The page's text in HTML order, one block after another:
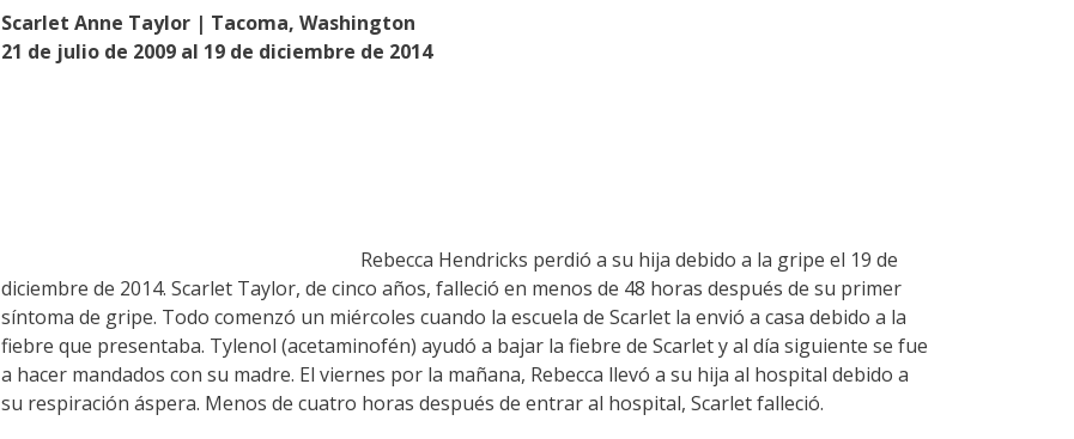
Scarlet Anne Taylor | Tacoma, Washington
21 de julio de 2009 al 19 de diciembre de 2014
Rebecca Hendricks perdió a su hija debido a la gripe el 19 de
diciembre de 2014. Scarlet Taylor, de cinco años, falleció en menos de 48 horas después de su primer
síntoma de gripe. Todo comenzó un miércoles cuando la escuela de Scarlet la envió a casa debido a la
fiebre que presentaba. Tylenol (acetaminofén) ayudó a bajar la fiebre de Scarlet y al día siguiente se fue
a hacer mandados con su madre. El viernes por la mañana, Rebecca llevó a su hija al hospital debido a
su respiración áspera. Menos de cuatro horas después de entrar al hospital, Scarlet falleció.